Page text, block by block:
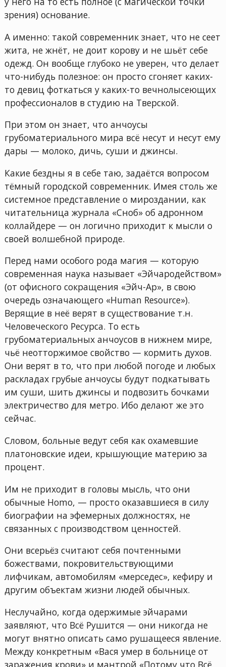
зрения) основание.
А именно: такой современник знает, что не сеет
жита, не жнёт, не доит корову и не шьёт себе
одежд. Он вообще глубоко не уверен, что делает
что-нибудь полезное: он просто сгоняет каких-
то девиц фоткаться у каких-то вечнолысеющих
профессионалов в студию на Тверской.
При этом он знает, что анчоусы
грубоматериального мира всё несут и несут ему
дары — молоко, дичь, суши и джинсы.
Какие бездны я в себе таю, задаётся вопросом
тёмный городской современник. Имея столь же
системное представление о мироздании, как
читательница журнала «Сноб» об адронном
коллайдере — он логично приходит к мысли о
своей волшебной природе.
Перед нами особого рода магия — которую
современная наука называет «Эйчародейством»
(от офисного сокращения «Эйч-Ар», в свою
очередь означающего «Human Resource»).
Верящие в неё верят в существование т.н.
Человеческого Ресурса. То есть
грубоматериальных анчоусов в нижнем мире,
чьё неотторжимое свойство — кормить духов.
Они верят в то, что при любой погоде и любых
раскладах грубые анчоусы будут подкатывать
им суши, шить джинсы и подвозить бочками
электричество для метро. Ибо делают же это
сейчас.
Словом, больные ведут себя как охамевшие
платоновские идеи, крышующие материю за
процент.
Им не приходит в головы мысль, что они
обычные Homo, — просто оказавшиеся в силу
биографии на эфемерных должностях, не
связанных с производством ценностей.
Они всерьёз считают себя почтенными
божествами, покровительствующими
лифчикам, автомобилям «мерседес», кефиру и
другим объектам жизни людей обычных.
Неслучайно, когда одержимые эйчарами
заявляют, что Всё Рушится — они никогда не
могут внятно описать само рушащееся явление.
Между конкретным «Вася умер в больнице от
заражения крови» и мантрой «Потому что Всё